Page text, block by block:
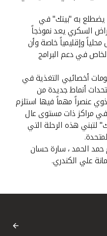
يضطلع به "بيتك" في
السكري يعد نموذجاً
وإقليمياً خاصة وأن
في دعم البرامج
أخصائيي التغذية في
أنماط جديدة من
عنصراً مهماً فيها استلزم
في مراكز ذات مستوى عال
لتبني هذه الرحلة التي
حمد الحمد ، سارة حسان
علي الكندري.